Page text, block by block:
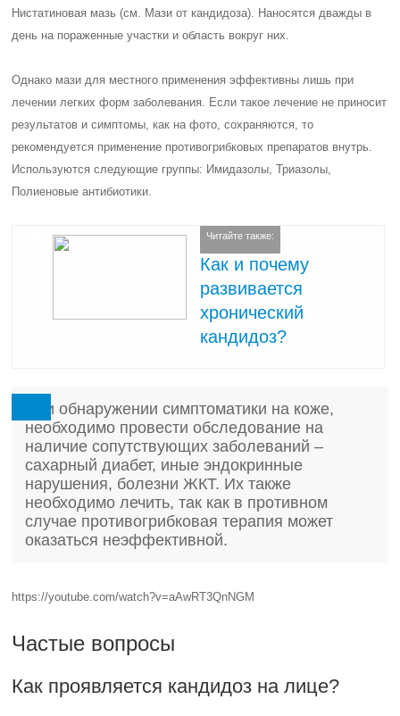
Нистатиновая мазь (см. Мази от кандидоза). Наносятся дважды в
день на пораженные участки и область вокруг них.
Однако мази для местного применения эффективны лишь при
лечении легких форм заболевания. Если такое лечение не приносит
результатов и симптомы, как на фото, сохраняются, то
рекомендуется применение противогрибковых препаратов внутрь.
Используются следующие группы: Имидазолы, Триазолы,
Полиеновые антибиотики.
Читайте также:
Как и почему
развивается
хронический
кандидоз?
При обнаружении симптоматики на коже,
необходимо провести обследование на
наличие сопутствующих заболеваний –
сахарный диабет, иные эндокринные
нарушения, болезни ЖКТ. Их также
необходимо лечить, так как в противном
случае противогрибковая терапия может
оказаться неэффективной.
https://youtube.com/watch?v=aAwRT3QnNGM
Частые вопросы
Как проявляется кандидоз на лице?